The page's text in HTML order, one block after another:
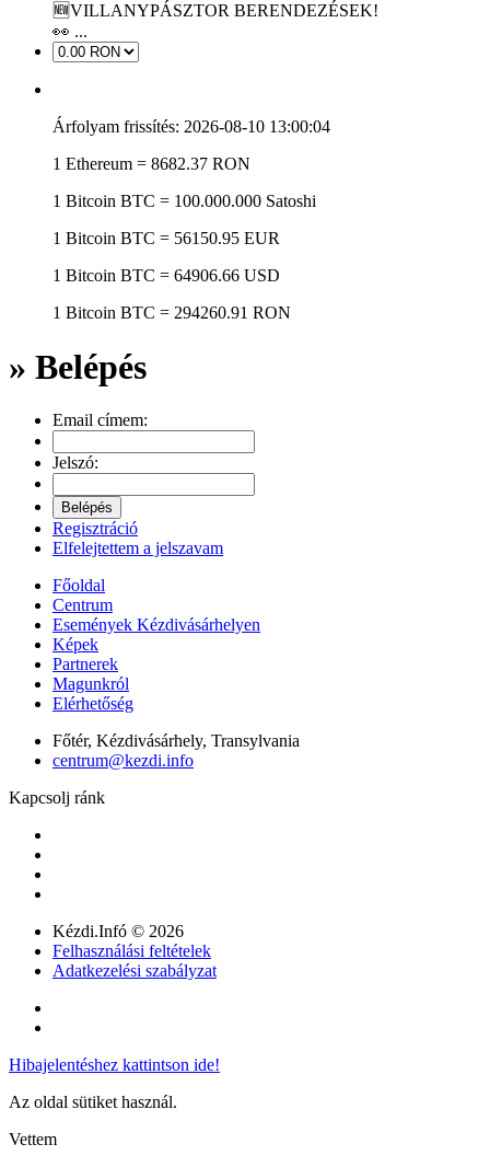
🆕VILLANYPÁSZTOR BERENDEZÉSEK!
👀 ...
Árfolyam frissítés: 2026-08-10 13:00:04
1 Ethereum = 8682.37 RON
1 Bitcoin BTC = 100.000.000 Satoshi
1 Bitcoin BTC = 56150.95 EUR
1 Bitcoin BTC = 64906.66 USD
1 Bitcoin BTC = 294260.91 RON
» Belépés
Email címem:
Jelszó:
Regisztráció
Elfelejtettem a jelszavam
Főoldal
Centrum
Események Kézdivásárhelyen
Képek
Partnerek
Magunkról
Elérhetőség
Főtér, Kézdivásárhely, Transylvania
centrum@kezdi.info
Kapcsolj ránk
Kézdi.Infó © 2026
Felhasználási feltételek
Adatkezelési szabályzat
Hibajelentéshez kattintson ide!
Az oldal sütiket használ.
Vettem